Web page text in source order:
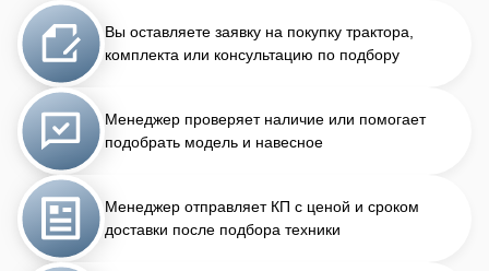
Вы оставляете заявку на покупку трактора,
комплекта или консультацию по подбору
Менеджер проверяет наличие или помогает
подобрать модель и навесное
Менеджер отправляет КП с ценой и сроком
доставки после подбора техники